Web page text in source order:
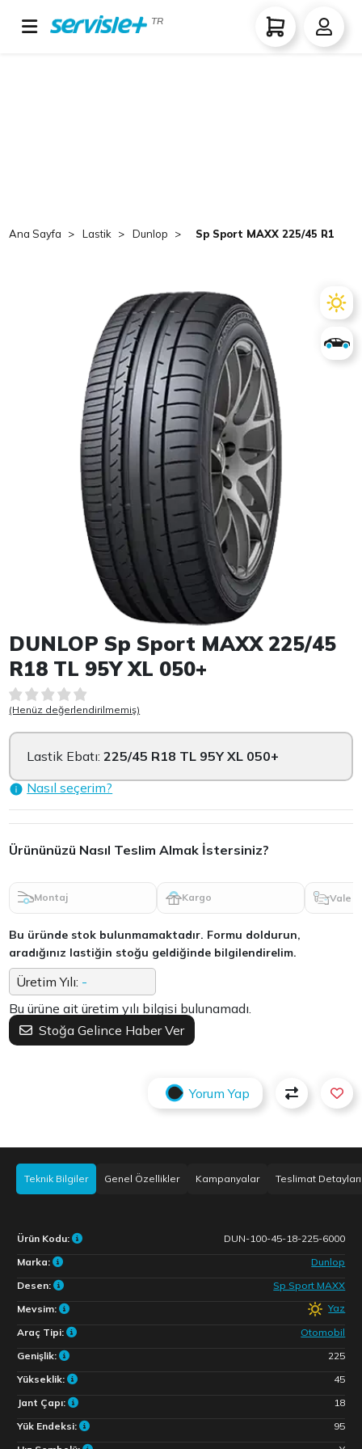
TR
Ana Sayfa Lastik Dunlop Sp Sport MAXX 225/45 R18 TL
Item 1 of 1
DUNLOP Sp Sport MAXX 225/45
R18 TL 95Y XL 050+
(Henüz değerlendirilmemiş)
Lastik Ebatı:225/45 R18 TL 95Y XL 050+
Nasıl seçerim?
Ürününüzü Nasıl Teslim Almak İstersiniz?
Montaj Kargo Vale
Bu üründe stok bulunmamaktadır. Formu doldurun,
aradığınız lastiğin stoğu geldiğinde bilgilendirelim.
Üretim Yılı: -
Bu ürüne ait üretim yılı bilgisi bulunamadı.
Stoğa Gelince Haber Ver
Yorum Yap
Teknik Bilgiler Genel Özellikler Kampanyalar Teslimat Detayları
Ürün Kodu:
DUN-100-45-18-225-6000
Marka:
Dunlop
Desen:
Sp Sport MAXX
Mevsim:
Yaz
Araç Tipi:
Otomobil
Genişlik:
225
Yükseklik:
45
Jant Çapı:
18
Yük Endeksi:
95